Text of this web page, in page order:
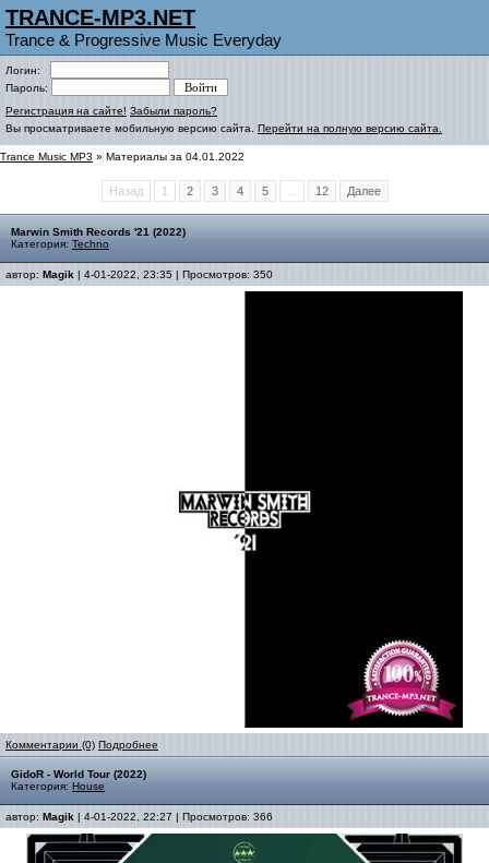
TRANCE-MP3.NET
Trance & Progressive Music Everyday
Логин:
Пароль:
Регистрация на сайте! Забыли пароль?
Вы просматриваете мобильную версию сайта. Перейти на полную версию сайта.
Trance Music MP3 » Материалы за 04.01.2022
Назад 1 2 3 4 5 12 Далее
Marwin Smith Records '21 (2022)
Категория: Techno
автор: Magik | 4-01-2022, 23:35 | Просмотров: 350
Комментарии (0) Подробнее
GidoR - World Tour (2022)
Категория: House
автор: Magik | 4-01-2022, 22:27 | Просмотров: 366